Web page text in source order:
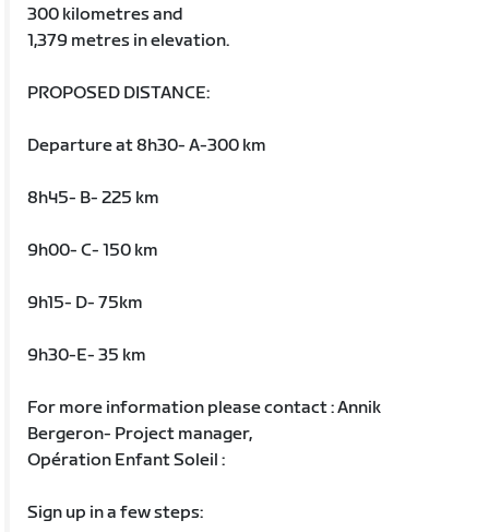
300 kilometres and
1,379 metres in elevation.
PROPOSED DISTANCE:
Departure at 8h30- A-300 km
8h45- B- 225 km
9h00- C- 150 km
9h15- D- 75km
9h30-E- 35 km
For more information please contact : Annik
Bergeron- Project manager,
Opération Enfant Soleil :
Sign up in a few steps: